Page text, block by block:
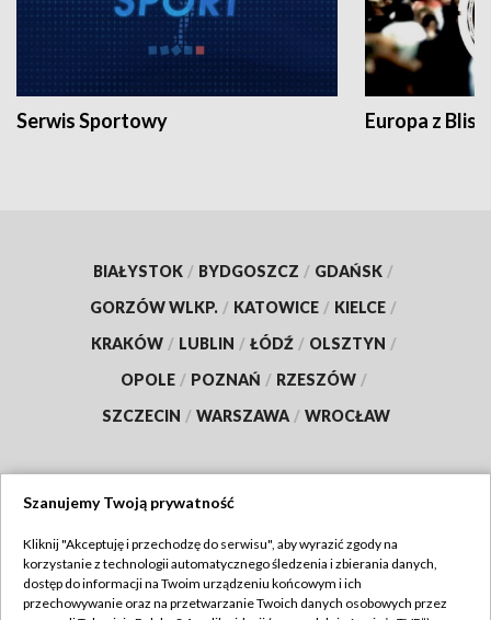
Serwis Sportowy Europa z
BIAŁYSTOK / BYDGOSZCZ / GDAŃSK /
GORZÓW WLKP. / KATOWICE / KIELCE /
KRAKÓW / LUBLIN / ŁÓDŹ / OLSZTYN /
OPOLE / POZNAŃ / RZESZÓW /
SZCZECIN / WARSZAWA / WROCŁAW
TVP
Abonament TVP
Regulamin TVP
Szanujemy Twoją prywatność
Kliknij "Akceptuję i przechodzę do serwisu", aby wyrazić zgody na
korzystanie z technologii automatycznego śledzenia i zbierania danych,
dostęp do informacji na Twoim urządzeniu końcowym i ich
przechowywanie oraz na przetwarzanie Twoich danych osobowych przez